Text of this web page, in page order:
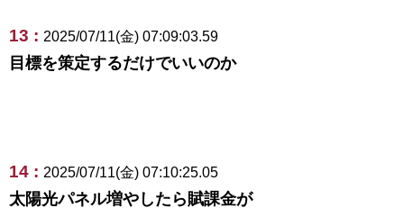
13 : 2025/07/11(金) 07:09:03.59
目標を策定するだけでいいのか
14 : 2025/07/11(金) 07:10:25.05
太陽光パネル増やしたら賦課金が